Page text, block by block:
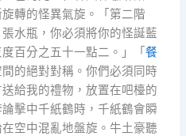
轉的怪異氣旋。「第二階
水瓶，你必須將你的怪誕藍
百分之五十一點二。」「餐
的絕對對稱。你們必須同時
給我的禮物，放置在吧檯的
擊中千紙鶴時，千紙鶴會瞬
空中混亂地盤旋。牛土豪聽